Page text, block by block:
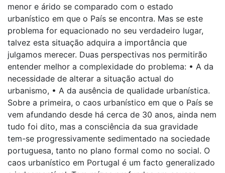
menor e árido se comparado com o estado
urbanístico em que o País se encontra. Mas se este
problema for equacionado no seu verdadeiro lugar,
talvez esta situação adquira a importância que
julgamos merecer. Duas perspectivas nos permitirão
entender melhor a complexidade do problema: • A da
necessidade de alterar a situação actual do
urbanismo, • A da ausência de qualidade urbanística.
Sobre a primeira, o caos urbanístico em que o País se
vem afundando desde há cerca de 30 anos, ainda nem
tudo foi dito, mas a consciência da sua gravidade
tem-se progressivamente sedimentado na sociedade
portuguesa, tanto no plano formal como no social. O
caos urbanístico em Portugal é um facto generalizado